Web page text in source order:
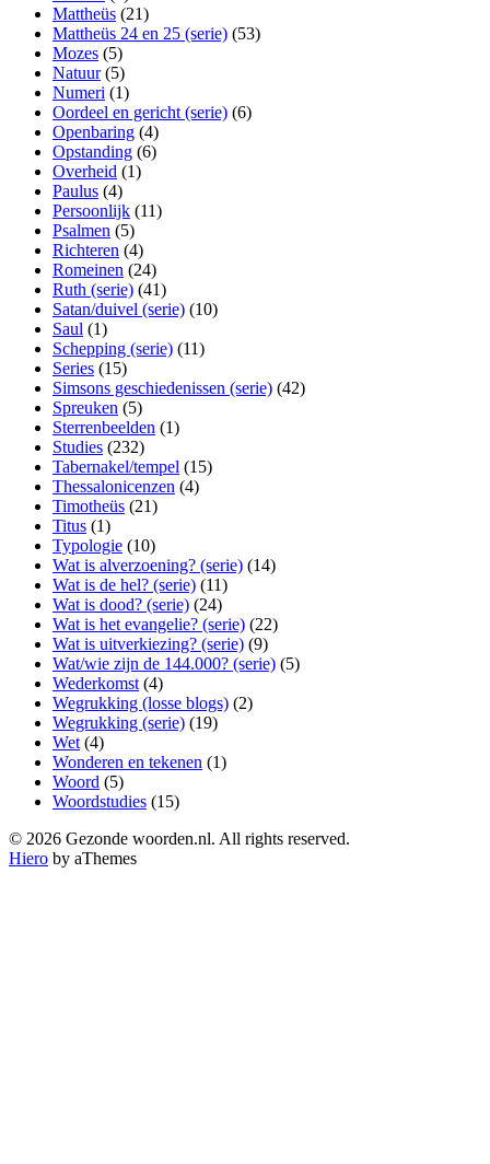
Mattheüs (21)
Mattheüs 24 en 25 (serie) (53)
Mozes (5)
Natuur(5)
Numeri (1)
Oordeel en gericht (serie) (6)
Openbaring (4)
Opstanding (6)
Overheid (1)
Paulus (4)
Persoonlijk (11)
Psalmen (5)
Richteren (4)
Romeinen (24)
Ruth (serie) (41)
Satan/duivel (serie) (10)
Saul (1)
Schepping (serie) (11)
Series (15)
Simsons geschiedenissen (serie) (42)
Spreuken (5)
Sterrenbeelden (1)
Studies (232)
Tabernakel/tempel (15)
Thessalonicenzen (4)
Timotheüs (21)
Titus (1)
Typologie (10)
Wat is alverzoening? (serie) (14)
Wat is de hel? (serie) (11)
Wat is dood? (serie) (24)
Wat is het evangelie? (serie) (22)
Wat is uitverkiezing? (serie) (9)
Wat/wie zijn de 144.000? (serie) (5)
Wederkomst (4)
Wegrukking (losse blogs) (2)
Wegrukking (serie) (19)
Wet (4)
Wonderen en tekenen (1)
Woord (5)
Woordstudies (15)
© 2026 Gezonde woorden.nl. All rights reserved.
Hiero by aThemes